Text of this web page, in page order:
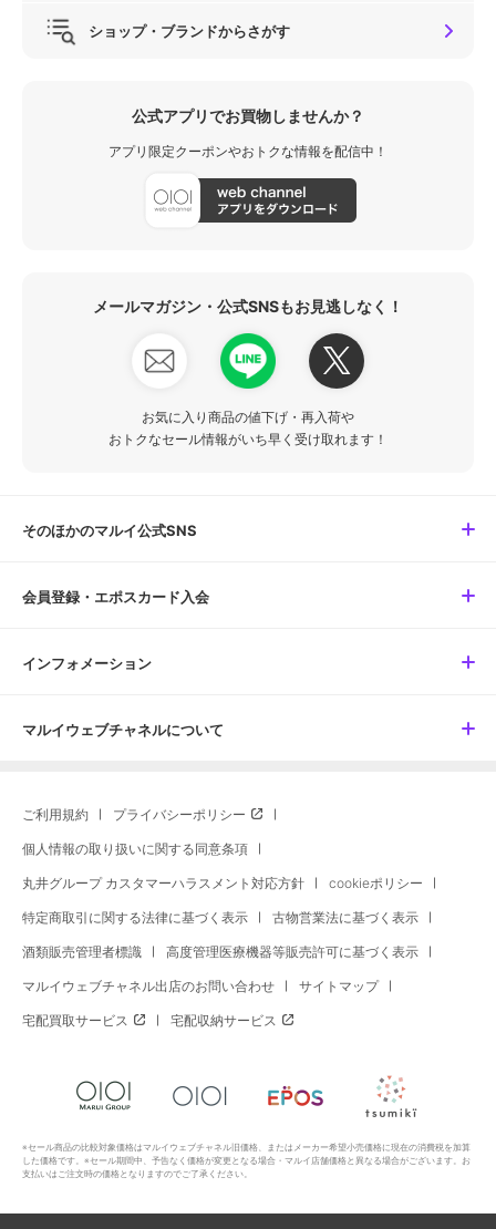
ショップ・ブランドからさがす
公式アプリでお買物しませんか？
アプリ限定クーポンやおトクな情報を配信中！
メールマガジン・公式SNSもお見逃しなく！
お気に入り商品の値下げ・再入荷や
おトクなセール情報がいち早く受け取れます！
そのほかのマルイ公式SNS
会員登録・エポスカード入会
インフォメーション
マルイウェブチャネルについて
ご利用規約 プライバシーポリシー
個人情報の取り扱いに関する同意条項
丸井グループ カスタマーハラスメント対応方針 cookieポリシー
特定商取引に関する法律に基づく表示 古物営業法に基づく表示
酒類販売管理者標識 高度管理医療機器等販売許可に基づく表示
マルイウェブチャネル出店のお問い合わせ サイトマップ
宅配買取サービス 宅配収納サービス
※セール商品の比較対象価格はマルイウェブチャネル旧価格、またはメーカー希望小売価格に現在の消費税を加算
した価格です。※セール期間中、予告なく価格が変更となる場合・マルイ店舗価格と異なる場合がございます。お
支払いはご注文時の価格となりますのでご了承ください。